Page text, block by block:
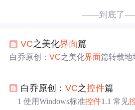
——到底了
VC之美化界面篇
白乔原创：VC之美化界面篇转载地
得它们的精美
界面： 图1 瑞星杀毒
功能如何如何强大是一回事，它的
白乔原创：VC之控件篇
1 使用Windows标准控件1.1 常见